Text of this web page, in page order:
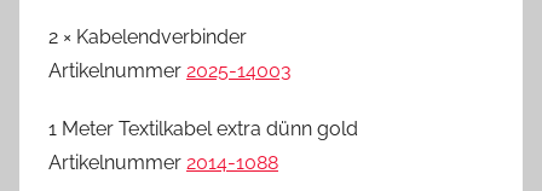
2 × Kabelendverbinder
Artikelnummer 2025-14003
1 Meter Textilkabel extra dünn gold
Artikelnummer 2014-1088